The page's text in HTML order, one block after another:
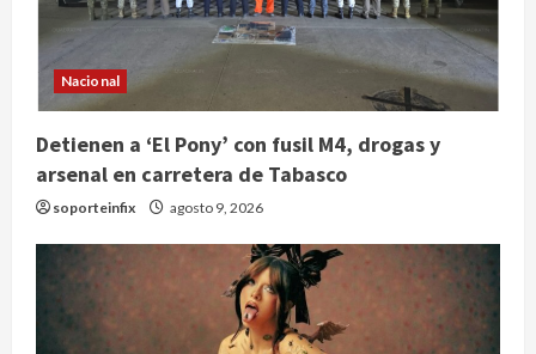
Nacional
Detienen a ‘El Pony’ con fusil M4, drogas y
arsenal en carretera de Tabasco
soporteinfix agosto 9, 2026